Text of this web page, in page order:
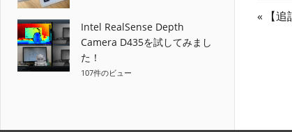
投前【
Intel RealSense Depth
Camera D435を試してみまし
た！
107件のビュー